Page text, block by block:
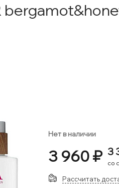
Нет в наличии
3 960 ₽ 3
со
Рассчитать